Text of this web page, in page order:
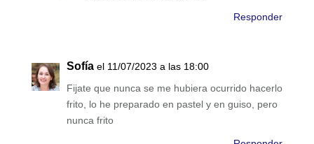
Responder
Sofía el 11/07/2023 a las 18:00
Fijate que nunca se me hubiera ocurrido hacerlo
frito, lo he preparado en pastel y en guiso, pero
nunca frito